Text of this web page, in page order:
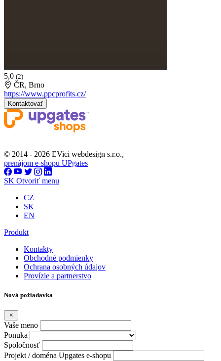
5,0 (2)
ČR, Brno
https://www.ppcprofits.cz/
Kontaktovať
© 2014 - 2026 EVici webdesign s.r.o.,
prenájom e-shopu UPgates
SK Otvoriť menu
CZ
SK
EN
Produkt
Kontakty
Obchodné podmienky
Ochrana osobných údajov
Provízie a partnerstvo
Nová požiadavka
Vaše meno
Ponuka
Spoločnosť
Projekt / doména Upgates e-shopu